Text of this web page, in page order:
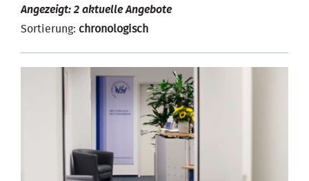
Angezeigt: 2 aktuelle Angebote
Sortierung: chronologisch